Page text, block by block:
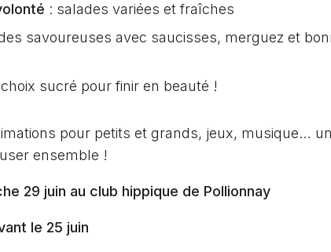
: salades variées et fraîches
savoureuses avec saucisses, merguez et
sucré pour finir en beauté !
pour petits et grands, jeux, musique…
ensemble !
29 juin au club hippique de Pollionnay
le 25 juin